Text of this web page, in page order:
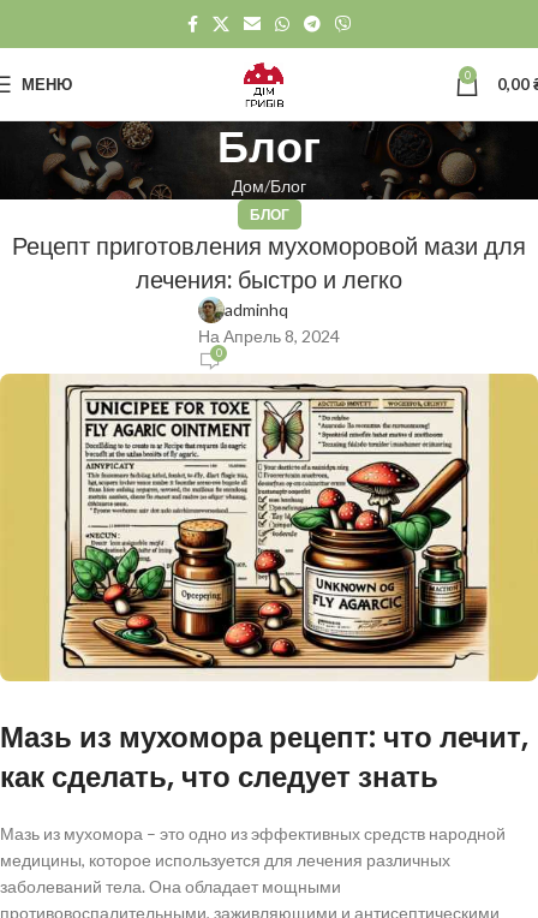
МЕНЮ 0 0,00
Блог
Дом Блог
БЛОГ
Рецепт приготовления мухоморовой мази для
лечения: быстро и легко
adminhq
На Апрель 8, 2024
0
Мазь из мухомора рецепт: что лечит,
как сделать, что следует знать
Мазь из мухомора – это одно из эффективных средств народной
медицины, которое используется для лечения различных
заболеваний тела. Она обладает мощными
противовоспалительными, заживляющими и антисептическими